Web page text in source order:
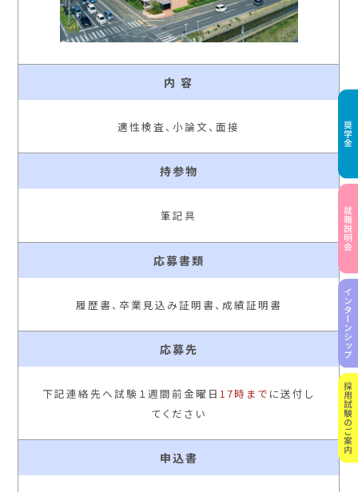
内 容
適性検査、小論文、面接
持参物
筆記具
応募書類
履歴書、卒業見込み証明書、成績証明書
応募先
下記連絡先へ試験１週間前金曜日 17時まで に送付し
てください
申込書